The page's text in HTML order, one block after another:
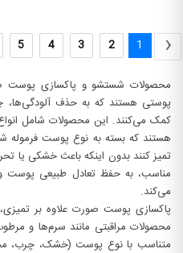
‹
1
2
3
4
5
محصولات شستشو و پاکسازی پوست
پوستی هستند که به حذف آلودگی‌ها،
کمک می‌کنند. این محصولات شامل
هستند که بسته به نوع پوست فرموله
تمیز کنند بدون اینکه باعث خشکی یا
مناسب، به حفظ تعادل طبیعی
می‌کند.
پاکسازی پوست صورت علاوه بر
محصولات مراقبتی مانند سرم‌ها و
متناسب با نوع پوست (خشک، چرب،